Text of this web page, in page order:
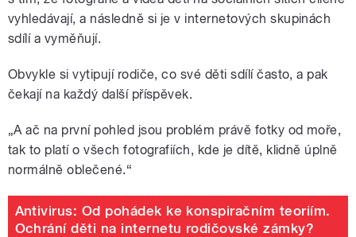
vyhledávají, a následně si je v internetových skupinách
sdílí a vyměňují.
Obvykle si vytipují rodiče, co své děti sdílí často, a pak
čekají na každý další příspěvek.
„A ač na první pohled jsou problém právě fotky od moře,
tak to platí o všech fotografiích, kde je dítě, klidně úplně
normálně oblečené.“
Antivirus: Od pohádek ke konspiračním teoriím.
Ochrání děti na internetu rodičovské zámky?